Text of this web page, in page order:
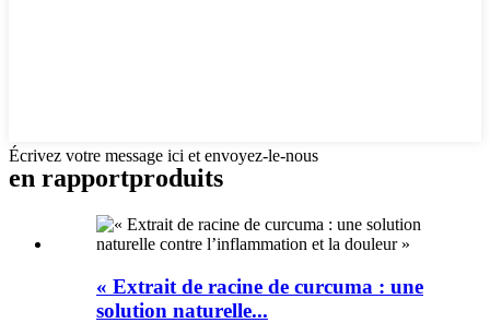
Écrivez votre message ici et envoyez-le-nous
en rapportproduits
« Extrait de racine de curcuma : une
solution naturelle...